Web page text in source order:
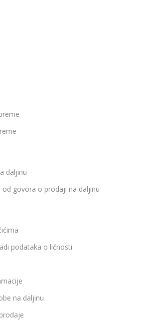
daljinu
od govora o prodaji na daljinu
podataka o ličnosti
na daljinu